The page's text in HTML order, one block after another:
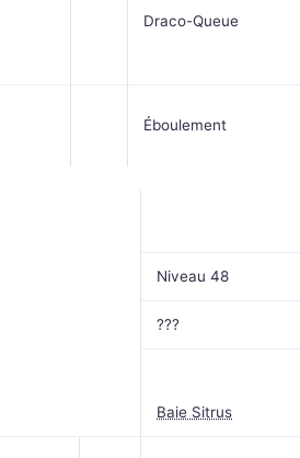
Draco-Queue
Éboulement
Niveau 48
???
Baie Sitrus